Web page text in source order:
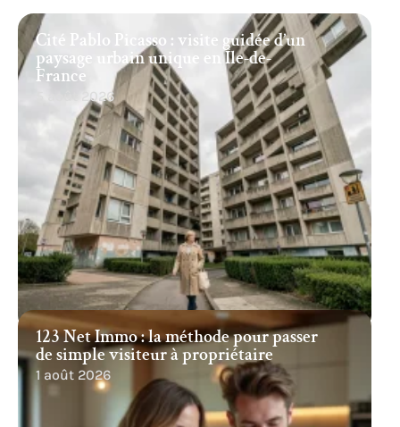
Cité Pablo Picasso : visite guidée d’un
paysage urbain unique en Île-de-
France
5 août 2026
123 Net Immo : la méthode pour passer
de simple visiteur à propriétaire
1 août 2026